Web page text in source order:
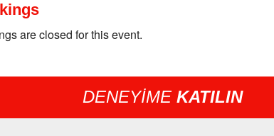
are closed for this event.
DENEYİME KATILIN